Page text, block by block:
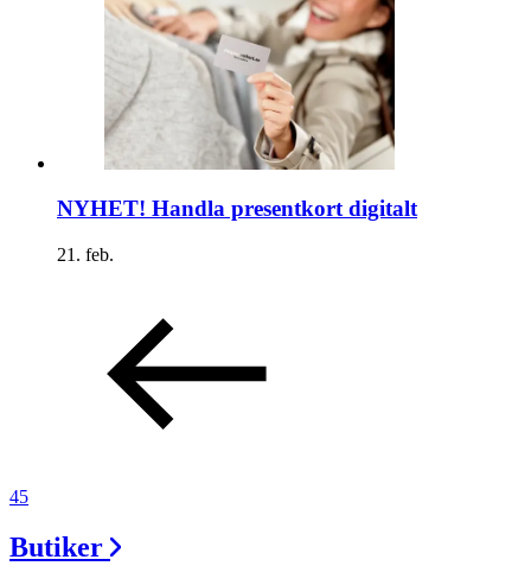
NYHET! Handla presentkort digitalt
21. feb.
45
Butiker